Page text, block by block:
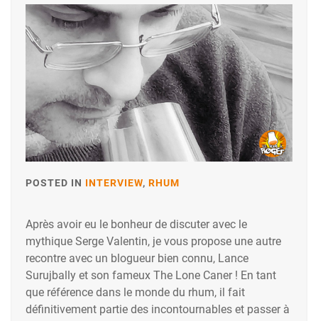
POSTED IN INTERVIEW, RHUM
Après avoir eu le bonheur de discuter avec le
mythique Serge Valentin, je vous propose une autre
recontre avec un blogueur bien connu, Lance
Surujbally et son fameux The Lone Caner ! En tant
que référence dans le monde du rhum, il fait
définitivement partie des incontournables et passer à